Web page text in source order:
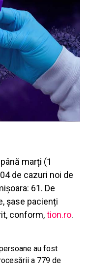
marți (1
de cazuri noi de
61. De
șase pacienți
conform,tion.ro.
au fost
a 779 de